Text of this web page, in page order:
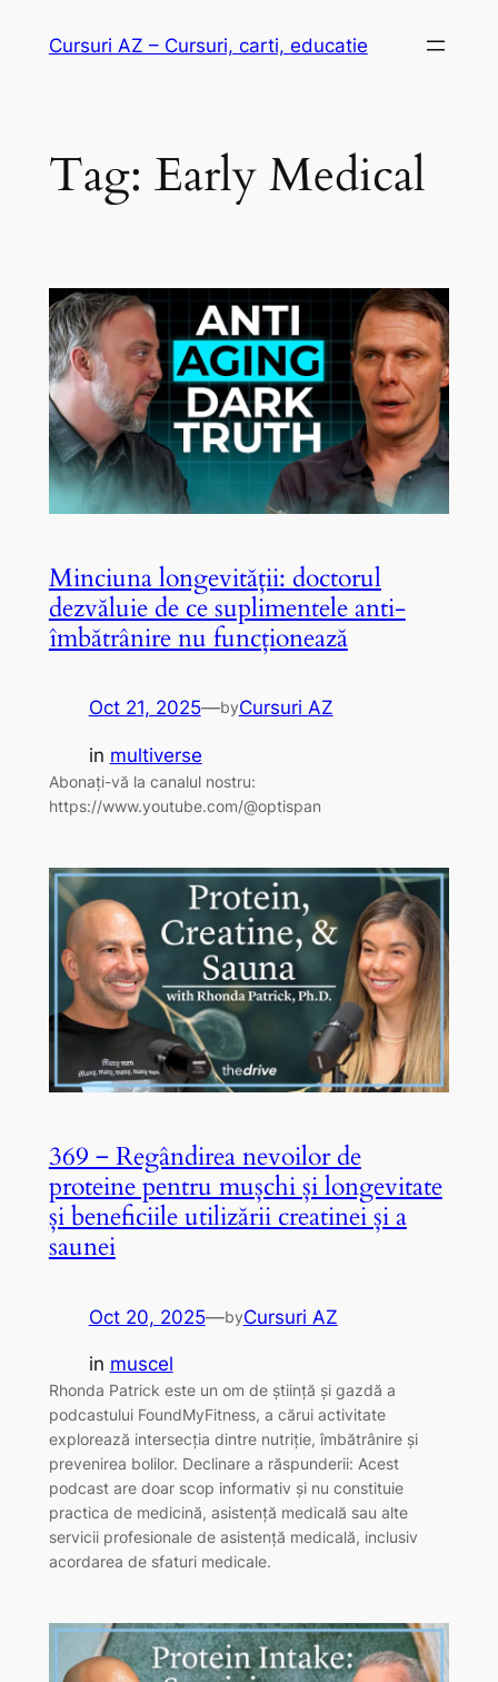
Cursuri AZ – Cursuri, carti, educatie
Tag: Early Medical
Minciuna longevității: doctorul
dezvăluie de ce suplimentele anti-
îmbătrânire nu funcționează
Oct 21, 2025—byCursuri AZ
in multiverse
Abonați-vă la canalul nostru:
https://www.youtube.com/@optispan
369 ‒ Regândirea nevoilor de
proteine ​​pentru mușchi și longevitate
și beneficiile utilizării creatinei și a
saunei
Oct 20, 2025—byCursuri AZ
in muscel
Rhonda Patrick este un om de știință și gazdă a
podcastului FoundMyFitness, a cărui activitate
explorează intersecția dintre nutriție, îmbătrânire și
prevenirea bolilor. Declinare a răspunderii: Acest
podcast are doar scop informativ și nu constituie
practica de medicină, asistență medicală sau alte
servicii profesionale de asistență medicală, inclusiv
acordarea de sfaturi medicale.